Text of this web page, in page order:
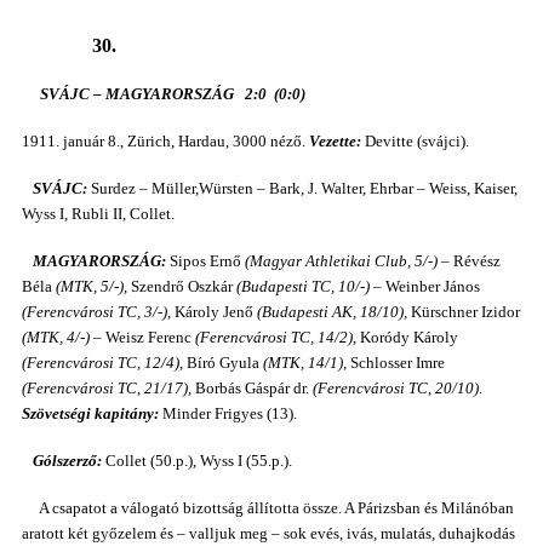
30.
SVÁJC – MAGYARORSZÁG 2:0 (0:0)
1911. január 8., Zürich, Hardau, 3000 néző. Vezette: Devitte (svájci).
SVÁJC: Surdez – Müller,Würsten – Bark, J. Walter, Ehrbar – Weiss, Kaiser,
Wyss I, Rubli II, Collet.
MAGYARORSZÁG: Sipos Ernő (Magyar Athletikai Club, 5/-) – Révész
Béla (MTK, 5/-), Szendrő Oszkár(Budapesti TC, 10/-) – Weinber János
(Ferencvárosi TC, 3/-), Károly Jenő (Budapesti AK, 18/10), Kürschner Izidor
(MTK, 4/-) – Weisz Ferenc (Ferencvárosi TC, 14/2), Koródy Károly
(Ferencvárosi TC, 12/4), Bíró Gyula (MTK, 14/1), Schlosser Imre
(Ferencvárosi TC, 21/17), Borbás Gáspár dr. (Ferencvárosi TC, 20/10).
Szövetségi kapitány: Minder Frigyes (13).
Gólszerző: Collet (50.p.), Wyss I (55.p.).
A csapatot a válogató bizottság állította össze. A Párizsban és Milánóban
aratott két győzelem és – valljuk meg – sok evés, ivás, mulatás, duhajkodás